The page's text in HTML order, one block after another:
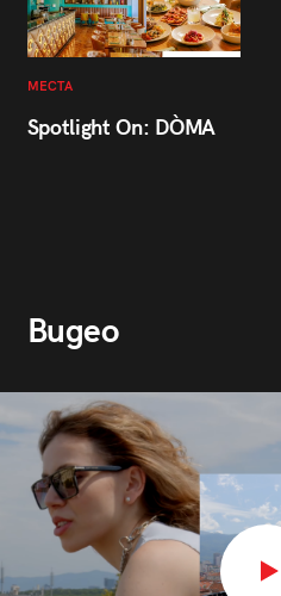
МЕСТА
Spotlight On: DÒMA
Видео